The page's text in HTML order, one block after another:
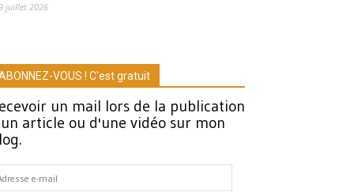
juillet 2026
VOUS ! C'est gratuit
un mail lors de la publication
article ou d'une vidéo sur mon